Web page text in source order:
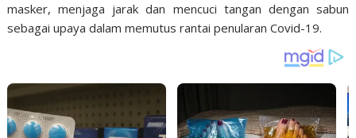
masker, menjaga jarak dan mencuci tangan dengan sabun
sebagai upaya dalam memutus rantai penularan Covid-19.